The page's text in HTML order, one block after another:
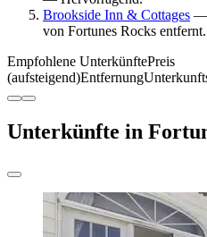
Brookside Inn & Cottages —
von Fortunes Rocks
Empfohlene UnterkünftePreis
(aufsteigend)Entfernung
Unterkünfte in